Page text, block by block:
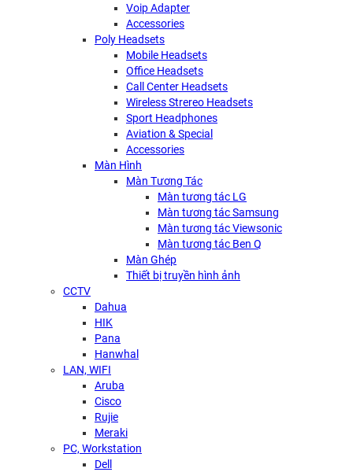
Voip Adapter
Accessories
Poly Headsets
Mobile Headsets
Office Headsets
Call Center Headsets
Wireless Strereo Headsets
Sport Headphones
Aviation & Special
Accessories
Màn Hình
Màn Tương Tác
Màn tương tác LG
Màn tương tác Samsung
Màn tương tác Viewsonic
Màn tương tác Ben Q
Màn Ghép
Thiết bị truyền hình ảnh
CCTV
Dahua
HIK
Pana
Hanwhal
LAN, WIFI
Aruba
Cisco
Rujie
Meraki
PC, Workstation
Dell